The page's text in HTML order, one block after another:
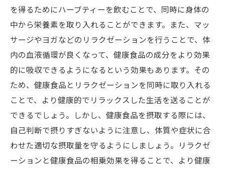
を得るためにハーブティーを飲むことで、同時に身体の
中から栄養素を取り入れることができます。また、マッ
サージやヨガなどのリラクゼーションを行うことで、体
内の血液循環が良くなって、健康食品の成分をより効果
的に吸収できるようになるという効果もあります。その
ため、健康食品とリラクゼーションを同時に取り入れる
ことで、より健康的でリラックスした生活を送ることが
できるでしょう。しかし、健康食品を摂取する際には、
自己判断で摂りすぎないように注意し、体質や症状に合
わせた適切な摂取量を守るようにしましょう。リラクゼ
ーションと健康食品の相乗効果を得ることで、より健康